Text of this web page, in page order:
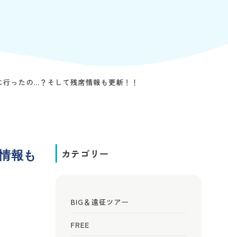
ったの…？そして残席情報も更新！！
報も
カテゴリー
BIG＆遠征ツアー
FREE